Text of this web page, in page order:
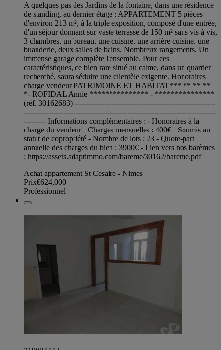
A quelques pas des Jardins de la fontaine, dans une résidence
de standing, au dernier étage : APPARTEMENT 5 pièces
d'environ 213 m², à la triple exposition, composé d'une entrée,
d'un séjour donnant sur vaste terrasse de 150 m² sans vis à vis,
3 chambres, un bureau, une cuisine, une arrière cuisine, une
buanderie, deux salles de bains. Nombreux rangements. Un
immense garage complète l'ensemble. Pour ces
caractéristiques, ce bien rare situé au calme, dans un quartier
recherché, saura séduire une clientèle exigente. Honoraires
charge vendeur PATRIMOINE ET HABITAT*** ** ** **
*- ROFIDAL Annie *************** - ***************
(réf. 30162683) ---------------------------------------------------------
------------------------------------------------------------------------------
--------- Informations complémentaires : - Honoraires à la
charge du vendeur - Charges mensuelles : 400€ - Soumis au
statut de copropriété - Nombre de lots : 23 - Quote-part
annuelle des charges du bien : 3900€ - Lien vers nos barèmes
: https://assets.adaptimmo.com/bareme/30162/bareme.pdf
Achat appartement St Cesaire - Nimes
Prix€624,000
Professionnel